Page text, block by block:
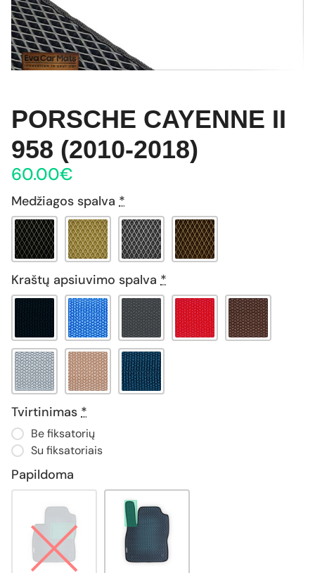
PORSCHE CAYENNE II
958 (2010-2018)
60.00€
Medžiagos spalva *
Kraštų apsiuvimo spalva *
Tvirtinimas *
Be fiksatorių
Su fiksatoriais
Papildoma